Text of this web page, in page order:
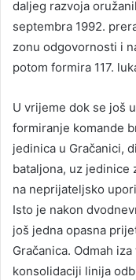
daljeg razvoja
septembra 1992.
zonu odgovornosti i
potom formira 117.
U vrijeme dok se još
formiranje komande
jedinica u Gračanici,
bataljona, uz jedinice
na neprijateljsko
Isto je nakon
još jedna opasna
Gračanica. Odmah
konsolidaciji linija